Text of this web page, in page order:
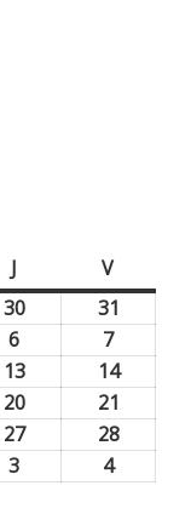
J Vviernes
3030
2026
31
2026
6
agosto,
2026
77
agosto,
2026
1313
agosto,
2026
1414
2026
2020
agosto,
21
agosto,
2727
2828
3 44